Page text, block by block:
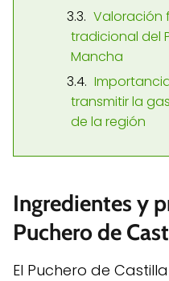
Valoración
tradicional del
Mancha
transmitir la
de la región
Ingredientes y
Puchero de
El Puchero de